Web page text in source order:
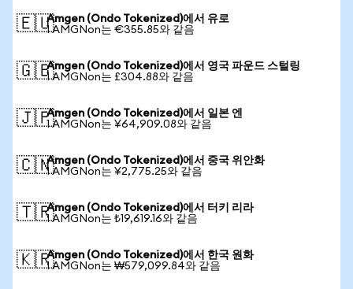
🇪🇺Amgen (Ondo Tokenized)에서 유로
1 AMGNon는 €355.85와 같음
🇬🇧Amgen (Ondo Tokenized)에서 영국 파운드 스털링
1 AMGNon는 £304.88와 같음
🇯🇵Amgen (Ondo Tokenized)에서 일본 엔
1 AMGNon는 ¥64,909.08와 같음
🇨🇳Amgen (Ondo Tokenized)에서 중국 위안화
1 AMGNon는 ¥2,775.25와 같음
🇹🇷Amgen (Ondo Tokenized)에서 터키 리라
1 AMGNon는 ₺19,619.16와 같음
🇰🇷Amgen (Ondo Tokenized)에서 한국 원화
1 AMGNon는 ₩579,099.84와 같음